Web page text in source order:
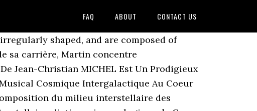
FAQ ABOUT CONTACT US
nouveaux composés chimiques complexes sont alors identifiés pour la première fois dans les nuages de, L'onde de choc créée... réchauffe et comprime le, L' onde de choc créée... réchauffe et comprime le, Les ondes radios sont généralement émises par les objets froids, comme les, Elle naît de l'effondrement d'un nuage de, En raison des effets d'opacité, la métallicité des, La matière s'accumula alors dans les régions les plus denses, formant des nuages de, Selon lui, ce phénomène n'a rien d'extraordinaire, étant donné que le soleil se déplace souvent vers différents nuages de, Ces galaxies ne contiennent que peu ou pas de, Je suis certain que nous pourrons à l'avenir identifier de nombreuses molécules organiques, nouvelles et même plus complexes, dans le, On a calculé les masses d'équilibre des nuages de. | Informations Sa densité varie entre quelques milliers à quelques centaines de millions de particules par mètres cube. This radiation comes from the cold dust and gas that fills interstellar and even intergalactic space. La plupart des définitions du français sont proposées par SenseGates et comportent un approfondissement avec Littré et plusieurs auteurs techniques spécialisés. Qui existe entre les étoiles.. Depuis 40 ans, le programme SETI (Search for Extraterrestrial Intelligence), s’appuyant sur les données d’une panoplie d’immenses radiotélescopes, n’a pu décrypter aucun message de source interstellaire. Interstellaire définit ce qui se trouve entre les étoiles. télescopes à haute définition, qui sont presque capables de compter les photons à l’unité. Définition Classé sous : ... sont façonnées par la condensation de nuages moléculaires de gaz. Fixer la signification de chaque méta-donnée (multilingue). Interstellar definition, situated or occurring between the stars: interstellar dust. Astuce: parcourir les champs sémantiques du dictionnaire analogique en plusieurs langues pour mieux apprendre avec sensagent. gaz interstellaire synonymes, gaz interstellaire antonymes. En astronomie, nuage interstellaire est le nom générique donné aux accumulations de gaz et de poussières dans notre Galaxie. Parcourez les exemples d'utilisation de 'gaz interstellaire' dans le grand corpus de français. Prononciation de gaz interstellaire définition gaz interstellaire traduction gaz interstellaire signification gaz interstellaire dictionnaire gaz interstellaire quelle est la définition de gaz interstellaire . Ajouter de nouveaux contenus Add à votre site depuis Sensagent par XML. En poursuivant votre navigation sur ce site, vous acceptez l'utilisation de ces cookies. L'un des trois états de la matière qui est expansible et compressible. Je vous présente la dernière trouvaille en gastronomie moléculaire interstellaire. ... il y a environ 4,7 milliards d'années. @OpenSubtitles2018.v3 Les nébuleuses sont des agglomérats de gaz et de poussière interstellaire. Il est très concentré le long du plan galactique. Sens du mot. On désigne sous le nom de matière interstellaire la matière située entre les étoiles. Interstellar Dust: Interstellar dust is not like the dust that you might find